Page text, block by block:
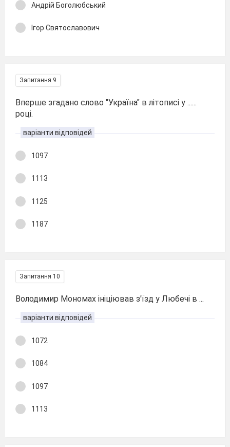
Андрій Боголюбський
Ігор Святославович
Запитання 9
Вперше згадано слово "Україна" в літописі у ......
році.
варіанти відповідей
1097
1113
1125
1187
Запитання 10
Володимир Мономах ініціював з'їзд у Любечі в ...
варіанти відповідей
1072
1084
1097
1113